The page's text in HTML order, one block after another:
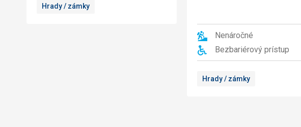
Hrady / zámky
Nenáročné
Bezbariérový prístup
Hrady / zámky